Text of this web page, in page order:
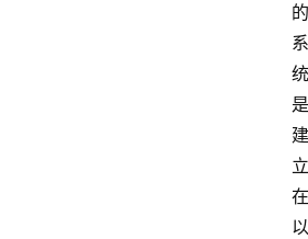
的
系
统
是
建
立
在
以